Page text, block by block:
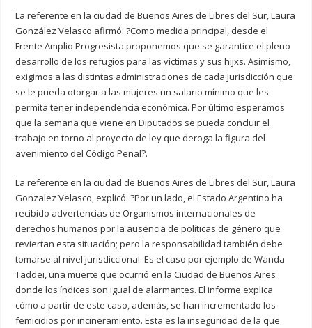
La referente en la ciudad de Buenos Aires de Libres del Sur, Laura
González Velasco afirmó: ?Como medida principal, desde el
Frente Amplio Progresista proponemos que se garantice el pleno
desarrollo de los refugios para las víctimas y sus hijxs. Asimismo,
exigimos a las distintas administraciones de cada jurisdicción que
se le pueda otorgar a las mujeres un salario mínimo que les
permita tener independencia económica. Por último esperamos
que la semana que viene en Diputados se pueda concluir el
trabajo en torno al proyecto de ley que deroga la figura del
avenimiento del Código Penal?.
La referente en la ciudad de Buenos Aires de Libres del Sur, Laura
Gonzalez Velasco, explicó: ?Por un lado, el Estado Argentino ha
recibido advertencias de Organismos internacionales de
derechos humanos por la ausencia de políticas de género que
reviertan esta situación; pero la responsabilidad también debe
tomarse al nivel jurisdiccional. Es el caso por ejemplo de Wanda
Taddei, una muerte que ocurrió en la Ciudad de Buenos Aires
donde los índices son igual de alarmantes. El informe explica
cómo a partir de este caso, además, se han incrementado los
femicidios por incineramiento. Esta es la inseguridad de la que